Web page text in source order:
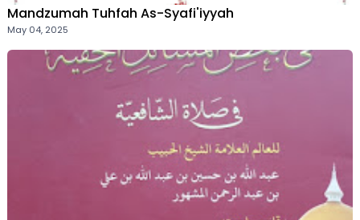
Mandzumah Tuhfah As-Syafi'iyyah
May 04, 2025